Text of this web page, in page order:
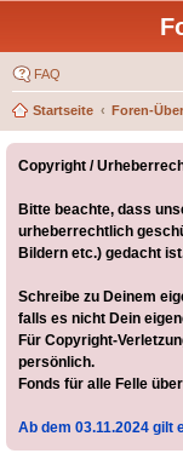
FAQ
Startseite Foren-
Copyright /
Bitte beachte, dass
urheberrechtlich
Bildern etc.) gedacht
Schreibe zu Deinem
falls es nicht Dein
Für Copyright-
persönlich.
Fonds für alle Felle
Ab dem 03.11.2024 gilt